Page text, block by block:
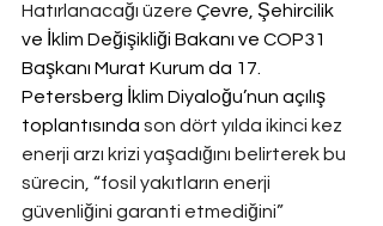
Hatırlanacağı üzere Çevre, Şehircilik
ve İklim Değişikliği Bakanı ve COP31
Başkanı Murat Kurum da 17.
Petersberg İklim Diyaloğu’nun açılış
toplantısında son dört yılda ikinci kez
enerji arzı krizi yaşadığını belirterek bu
sürecin, “fosil yakıtların enerji
güvenliğini garanti etmediğini”